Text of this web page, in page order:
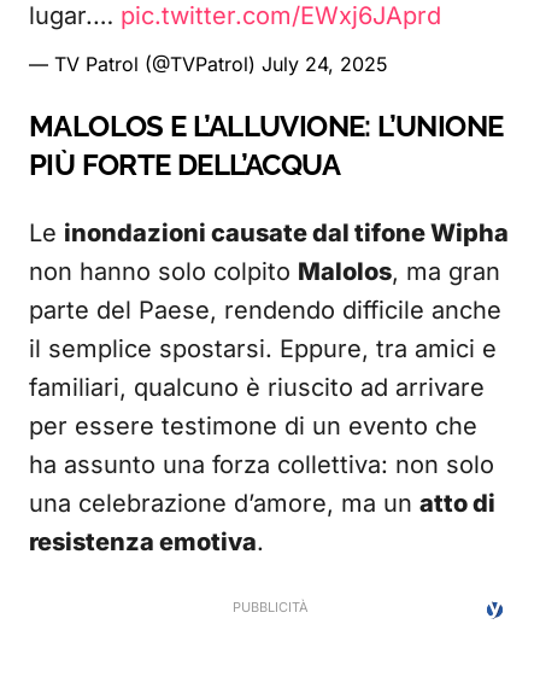
lugar.… pic.twitter.com/EWxj6JAprd
— TV Patrol (@TVPatrol) July 24, 2025
MALOLOS E L’ALLUVIONE: L’UNIONE
PIÙ FORTE DELL’ACQUA
Le inondazioni causate dal tifone Wipha
non hanno solo colpito Malolos, ma gran
parte del Paese, rendendo difficile anche
il semplice spostarsi. Eppure, tra amici e
familiari, qualcuno è riuscito ad arrivare
per essere testimone di un evento che
ha assunto una forza collettiva: non solo
una celebrazione d’amore, ma un atto di
resistenza emotiva.